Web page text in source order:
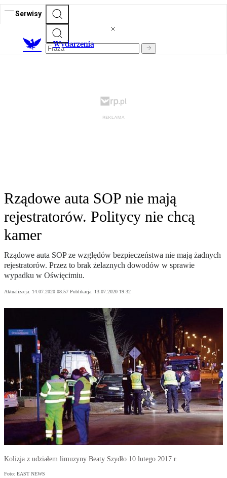
Serwisy
Wydarzenia
Rządowe auta SOP nie mają
rejestratorów. Politycy nie chcą
kamer
Rządowe auta SOP ze względów bezpieczeństwa nie mają żadnych
rejestratorów. Przez to brak żelaznych dowodów w sprawie
wypadku w Oświęcimiu.
Aktualizacja: 14.07.2020 08:57 Publikacja: 13.07.2020 19:32
Kolizja z udziałem limuzyny Beaty Szydło 10 lutego 2017 r.
Foto: EAST NEWS